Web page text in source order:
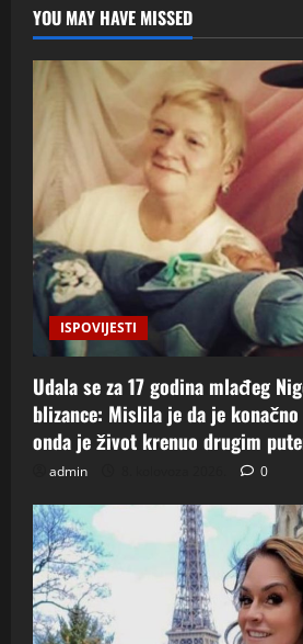
YOU MAY HAVE MISSED
ISPOVIJESTI
Udala se za 17 godina mlađeg
blizance: Mislila je da je
onda je život krenuo drugim
admin 0